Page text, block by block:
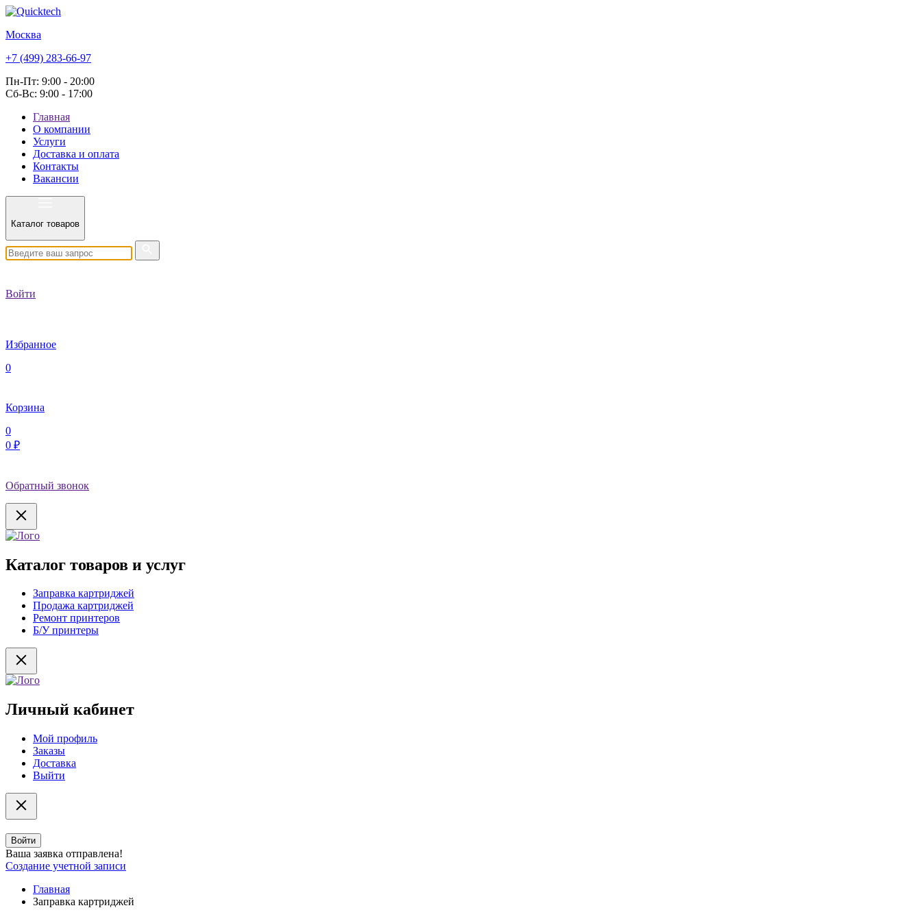
Москва
+7 (499) 283-66-97
Пн-Пт: 9:00 - 20:00
Сб-Вс: 9:00 - 17:00
Главная
О компании
Услуги
Доставка и оплата
Контакты
Вакансии
Каталог товаров
Войти
Избранное
0
Корзина
0
0 ₽
Обратный звонок
Каталог товаров и услуг
Заправка картриджей
Продажа картриджей
Ремонт принтеров
Б/У принтеры
Личный кабинет
Мой профиль
Заказы
Доставка
Выйти
Войти
Ваша заявка отправлена!
Создание учетной записи
Главная
Заправка картриджей